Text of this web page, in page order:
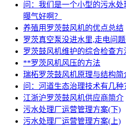
问：我们是一个小型的污水
曝气好啊？
养殖用罗茨鼓风机的优点总结
罗茨真空泵没进水里,走电问
罗茨鼓风机维护的综合检查方
**罗茨风机风压的方法
瑞柘罗茨鼓风机原理与结构简
问：河道生态治理技术有几种
江浙沪罗茨鼓风机供应商简介
污水处理厂运营管理方案(下)
污水处理厂运营管理方案(上)